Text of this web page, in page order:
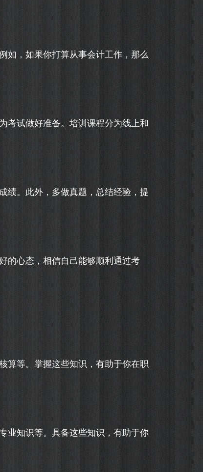
如，如果你打算从事会计工作，那么
考试做好准备。培训课程分为线上和
绩。此外，多做真题，总结经验，提
的心态，相信自己能够顺利通过考
算等。掌握这些知识，有助于你在职
业知识等。具备这些知识，有助于你